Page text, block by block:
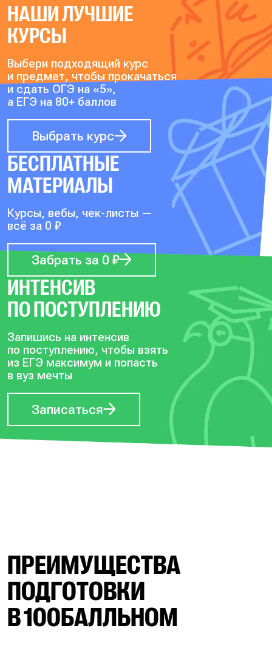
НАШИ ЛУЧШИЕ
КУРСЫ
Выбери подходящий курс
и предмет, чтобы прокачаться
и сдать ОГЭ на «5»,
а ЕГЭ на 80+ баллов
Выбрать курс
БЕСПЛАТНЫЕ
МАТЕРИАЛЫ
Курсы, вебы, чек-листы —
всё за 0 ₽
Забрать за 0 ₽
ИНТЕНСИВ
ПО ПОСТУПЛЕНИЮ
Запишись на интенсив
по поступлению, чтобы взять
из ЕГЭ максимум и попасть
в вуз мечты
Записаться
ПРЕИМУЩЕСТВА
ПОДГОТОВКИ
В 100БАЛЛЬНОМ